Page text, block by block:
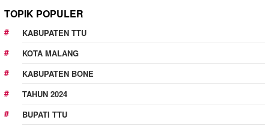
TOPIK POPULER
KABUPATEN TTU
KOTA MALANG
KABUPATEN BONE
TAHUN 2024
BUPATI TTU